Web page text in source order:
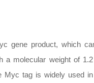
gene product, which
molecular weight of
tag is widely used